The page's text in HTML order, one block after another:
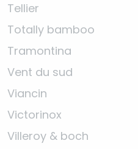
Tellier
Totally bamboo
Tramontina
Vent du sud
Viancin
Victorinox
Villeroy & boch